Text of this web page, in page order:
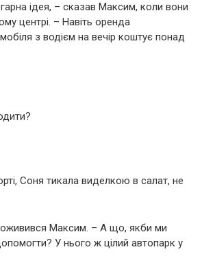
ідея, – сказав Максим, коли вони
центрі. – Навіть оренда
з водієм на вечір коштує понад
Соня тикала виделкою в салат, не
Максим. – А що, якби ми
У нього ж цілий автопарк у